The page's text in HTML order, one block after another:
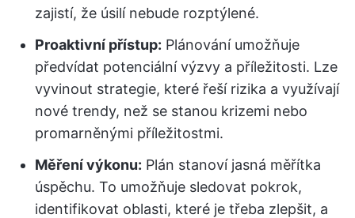
zajistí, že úsilí nebude rozptýlené.
Proaktivní přístup: Plánování umožňuje
předvídat potenciální výzvy a příležitosti. Lze
vyvinout strategie, které řeší rizika a využívají
nové trendy, než se stanou krizemi nebo
promarněnými příležitostmi.
Měření výkonu: Plán stanoví jasná měřítka
úspěchu. To umožňuje sledovat pokrok,
identifikovat oblasti, které je třeba zlepšit, a